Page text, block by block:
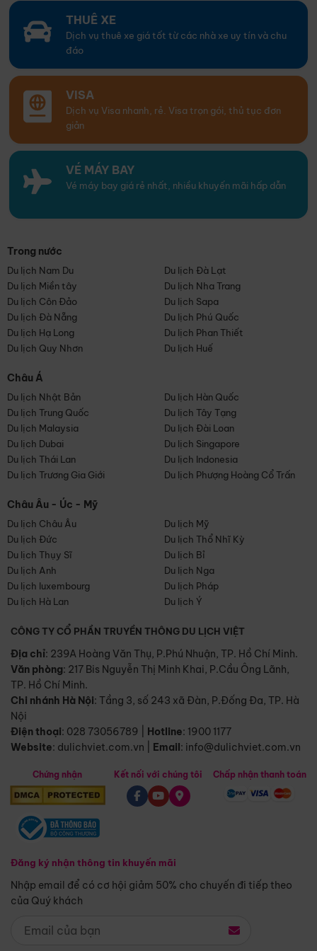
THUÊ XE
Dịch vụ thuê xe giá tốt từ các nhà xe uy tín và chu
đáo
VISA
Dịch vụ Visa nhanh, rẻ. Visa trọn gói, thủ tục đơn
giản
VÉ MÁY BAY
Vé máy bay giá rẻ nhất, nhiều khuyến mãi hấp dẫn
Trong nước
Du lịch Nam Du
Du lịch Đà Lạt
Du lịch Miền tây
Du lịch Nha Trang
Du lịch Côn Đảo
Du lịch Sapa
Du lịch Đà Nẵng
Du lịch Phú Quốc
Du lịch Hạ Long
Du lịch Phan Thiết
Du lịch Quy Nhơn
Du lịch Huế
Châu Á
Du lịch Nhật Bản
Du lịch Hàn Quốc
Du lịch Trung Quốc
Du lịch Tây Tạng
Du lịch Malaysia
Du lịch Đài Loan
Du lịch Dubai
Du lịch Singapore
Du lịch Thái Lan
Du lịch Indonesia
Du lịch Trương Gia Giới
Du lịch Phượng Hoàng Cổ Trấn
Châu Âu - Úc - Mỹ
Du lịch Châu Âu
Du lịch Mỹ
Du lịch Đức
Du lịch Thổ Nhĩ Kỳ
Du lịch Thụy Sĩ
Du lịch Bỉ
Du lịch Anh
Du lịch Nga
Du lịch luxembourg
Du lịch Pháp
Du lịch Hà Lan
Du lịch Ý
CÔNG TY CỔ PHẦN TRUYỀN THÔNG DU LỊCH VIỆT
Địa chỉ: 239A Hoàng Văn Thụ, P.Phú Nhuận, TP. Hồ Chí Minh.
Văn phòng: 217 Bis Nguyễn Thị Minh Khai, P.Cầu Ông Lãnh,
TP. Hồ Chí Minh.
Chi nhánh Hà Nội: Tầng 3, số 243 xã Đàn, P.Đống Đa, TP. Hà
Nội
Điện thoại: 028 73056789 Hotline: 1900 1177
Website: dulichviet.com.vn Email: info@dulichviet.com.vn
Chứng nhận
Đăng ký nhận thông tin khuyến mãi
Nhập email để có cơ hội giảm 50% cho chuyến đi tiếp theo
của Quý khách
Kết nối với chúng tôi Chấp nhận thanh toán